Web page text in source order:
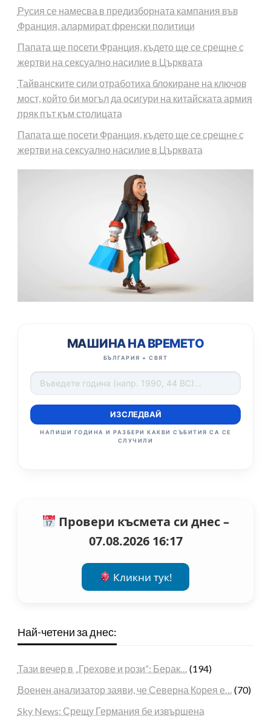
Русия се намесва в предизборната кампания във
Франция, алармират френски политици
Папата ще посети Франция, където ще се срещне с
жертви на сексуално насилие в Църквата
Тайванските сили отработиха блокиране на ключов
мост, който би могъл да осигури на китайската армия
пряк път към столицата
Папата ще посети Франция, където ще се срещне с
жертви на сексуално насилие в Църквата
МАШИНА НА ВРЕМЕТО
БЪЛГАРИЯ + СВЯТ
ИЗСЛЕДВАЙ
НАПИШИ ГОДИНА И РАЗБЕРИ КАКВИ СЪБИТИЯ СА СЕ
СЛУЧИЛИ
Провери късмета си днес –
07.08.2026 16:17
Кликни тук!
Най-четени за днес:
Тази вечер в „Грехове и рози“: Берак…
(194)
Военен анализатор заяви, че Северна Корея е…
(70)
Sky News: Срещу Германия бе извършена